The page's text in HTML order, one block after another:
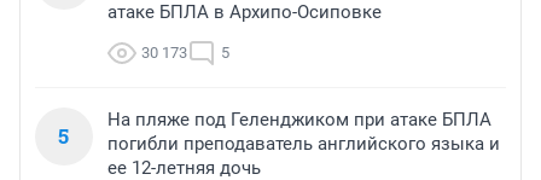
атаке БПЛА в Архипо-Осиповке
30 173 5
5
На пляже под Геленджиком при атаке БПЛА
погибли преподаватель английского языка и
ее 12-летняя дочь